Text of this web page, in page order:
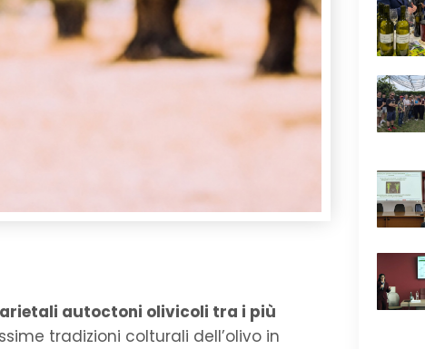
autoctoni olivicoli tra i più
tradizioni colturali dell’olivo in